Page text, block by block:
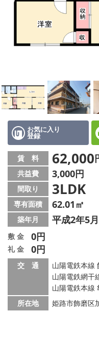
都市ガス&オール電化の
ネット無料の部屋を探す
☆インターネット無料
☆敷金·礼金0円物件☆
路線·駅から探す
地域から探す
地図から探す
スタッフ紹介
スタッフ募集中
店舗情報·アクセス
メールでお問い合わせ
お気に入り
登録
賃 料 62,000
共益費 3,000円
間取り 3LDK
専有面積 62.01㎡
築年月 平成2年5
敷 金 0円
礼 金 0円
交 通
山陽電鉄本線
山陽電鉄網干
山陽電鉄本線
所在地
姫路市飾磨区